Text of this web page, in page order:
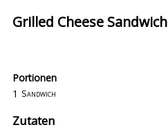
Grilled Cheese Sandwich
Portionen
1 Sandwich
Zutaten